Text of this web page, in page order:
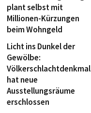
plant selbst mit
Millionen-Kürzungen
beim Wohngeld
Licht ins Dunkel der
Gewölbe:
Völkerschlachtdenkmal
hat neue
Ausstellungsräume
erschlossen